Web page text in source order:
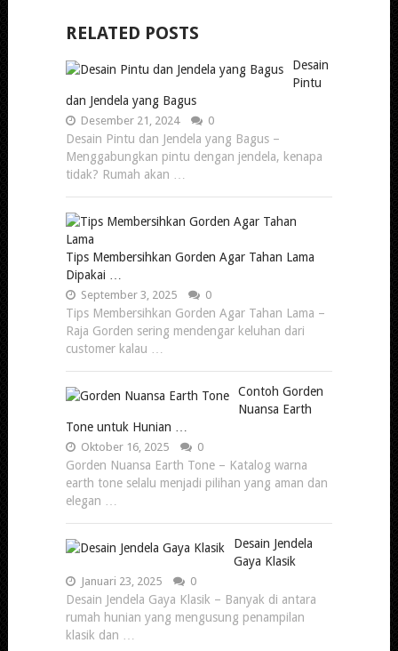
RELATED POSTS
Desain
Pintu
dan Jendela yang Bagus
Desember 21, 2024 0
Desain Pintu dan Jendela yang Bagus –
Menggabungkan pintu dengan jendela, kenapa
tidak? Rumah akan …
Tips Membersihkan Gorden Agar Tahan Lama
Dipakai …
September 3, 2025 0
Tips Membersihkan Gorden Agar Tahan Lama –
Raja Gorden sering mendengar keluhan dari
customer kalau …
Contoh Gorden
Nuansa Earth
Tone untuk Hunian …
Oktober 16, 2025 0
Gorden Nuansa Earth Tone – Katalog warna
earth tone selalu menjadi pilihan yang aman dan
elegan …
Desain Jendela
Gaya Klasik
Januari 23, 2025 0
Desain Jendela Gaya Klasik – Banyak di antara
rumah hunian yang mengusung penampilan
klasik dan …